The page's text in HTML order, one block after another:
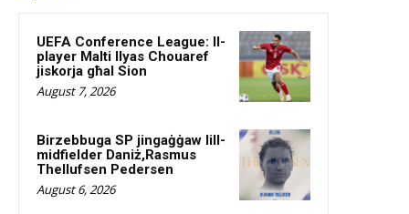
UEFA Conference League: Il-
player Malti Ilyas Chouaref
jiskorja għal Sion
August 7, 2026
Birzebbuga SP jingaġġaw lill-
midfielder Daniż,Rasmus
Thellufsen Pedersen
August 6, 2026